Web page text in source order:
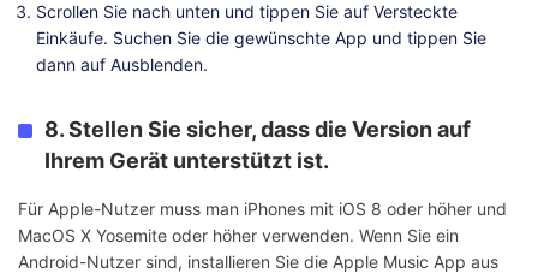
Scrollen Sie nach unten und tippen Sie auf Versteckte
Einkäufe. Suchen Sie die gewünschte App und tippen Sie
dann auf Ausblenden.
8. Stellen Sie sicher, dass die Version auf
Ihrem Gerät unterstützt ist.
Für Apple-Nutzer muss man iPhones mit iOS 8 oder höher und
MacOS X Yosemite oder höher verwenden. Wenn Sie ein
Android-Nutzer sind, installieren Sie die Apple Music App aus